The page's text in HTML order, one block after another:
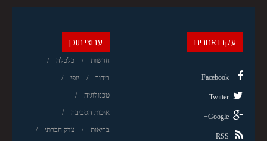
ערוצי תוכן
חדשות כלכלה
בידור יופי
טכנולוגיה
איכות הסביבה
בריאות צדק חברתי
עקבו אחרינו
Facebook
Twitter
Google+
RSS